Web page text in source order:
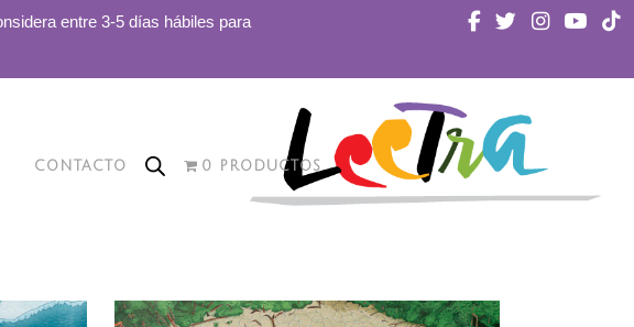
entre 3-5 días hábiles para
CONTACTO 0 PRODUCTOS